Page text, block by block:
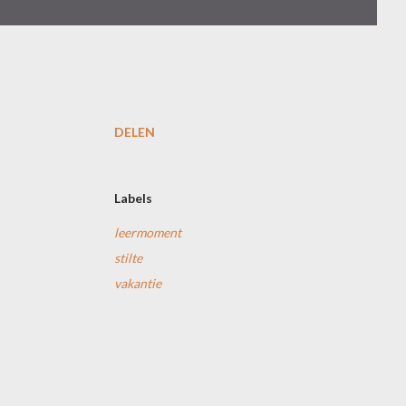
DELEN
Labels
leermoment
stilte
vakantie